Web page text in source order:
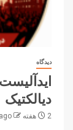
دیدگاه
دیالکتیک
2 هفته ago